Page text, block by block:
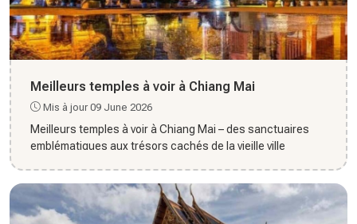
Meilleurs temples à voir à Chiang Mai
Mis à jour 09 June 2026
Meilleurs temples à voir à Chiang Mai – des sanctuaires
emblématiques aux trésors cachés de la vieille ville